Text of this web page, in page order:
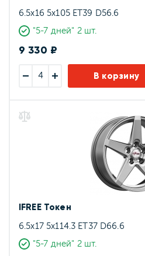
6.5x16 5x105 ET39 D56.6
"5-7 дней" 2 шт.
9 330 ₽
В корзину
IFREE Токен
6.5x17 5x114.3 ET37 D66.6
"5-7 дней" 2 шт.